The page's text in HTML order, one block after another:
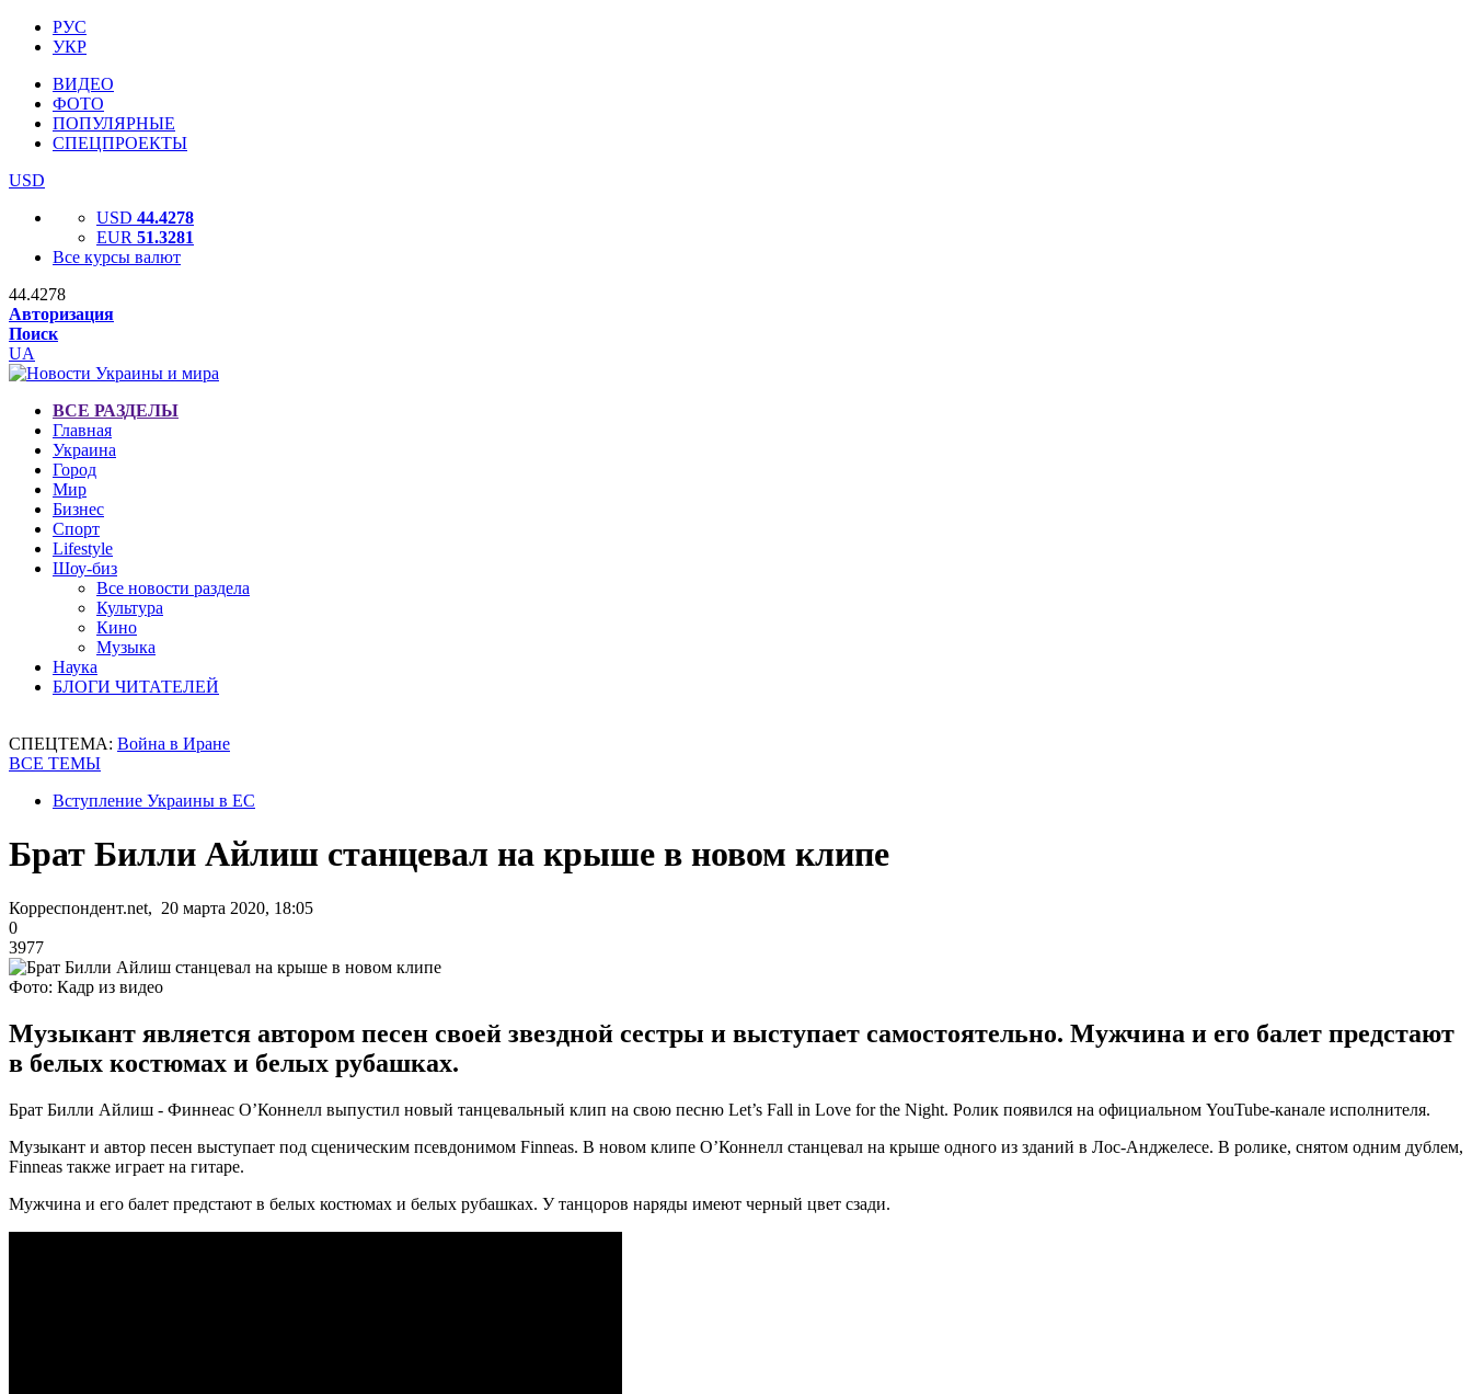
РУС
УКР
ВИДЕО
ФОТО
ПОПУЛЯРНЫЕ
СПЕЦПРОЕКТЫ
USD
USD 44.4278
EUR 51.3281
Все курсы валют
44.4278
Авторизация
Поиск
UA
ВСЕ РАЗДЕЛЫ
Главная
Украина
Город
Мир
Бизнес
Спорт
Lifestyle
Шоу-биз
Все новости раздела
Культура
Кино
Музыка
Наука
БЛОГИ ЧИТАТЕЛЕЙ
СПЕЦТЕМА: Война в Иране
ВСЕ ТЕМЫ
Вступление Украины в ЕС
Брат Билли Айлиш станцевал на крыше в новом клипе
Корреспондент.net, 20 марта 2020, 18:05
0
3977
Фото: Кадр из видео
Музыкант является автором песен своей звездной сестры и выступает самостоятельно. Мужчина и его балет предстают
в белых костюмах и белых рубашках.
Брат Билли Айлиш - Финнеас О’Коннелл выпустил новый танцевальный клип на свою песню Let’s Fall in Love for the Night. Ролик появился на официальном YouTube-канале исполнителя.
Музыкант и автор песен выступает под сценическим псевдонимом Finneas. В новом клипе О’Коннелл станцевал на крыше одного из зданий в Лос-Анджелесе. В ролике, снятом одним дублем,
Finneas также играет на гитаре.
Мужчина и его балет предстают в белых костюмах и белых рубашках. У танцоров наряды имеют черный цвет сзади.